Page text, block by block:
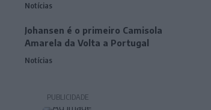
Notícias
Johansen é o primeiro Camisola
Amarela da Volta a Portugal
Notícias
PUBLICIDADE